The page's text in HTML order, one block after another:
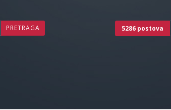
PRETRAGA 5286 postova